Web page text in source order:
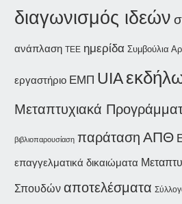
διαγωνισμός ιδεών
ανάπλαση ΤΕΕ ημερίδα Συμβούλια
εργαστήριο ΕΜΠ UIA
Μεταπτυχιακά
βιβλιοπαρουσίαση παράταση ΑΠΘ
επαγγελματικά δικαιώματα
Σπουδών αποτελέσματα